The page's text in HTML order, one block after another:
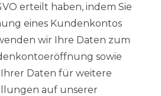
erteilt haben, indem Sie
eines Kundenkontos
wir Ihre Daten zum
sowie
Daten für weitere
auf unserer